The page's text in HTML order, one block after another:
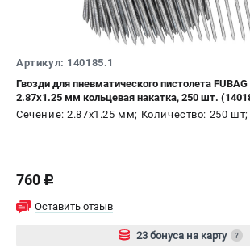
МАГАЗИНЫ
ИЗБРАННОЕ
СРАВНЕНИЕ ( 0 )
ПОДДЕРЖКА
Сервисный центр
Артикул: 140185.1
Гвозди для пневматического пистолета
2.87х1.25 мм кольцевая накатка, 250 шт.
Сечение: 2.87х1.25 мм; Количество: 250
760 c
Оставить отзыв
23 бонуса на карту ?